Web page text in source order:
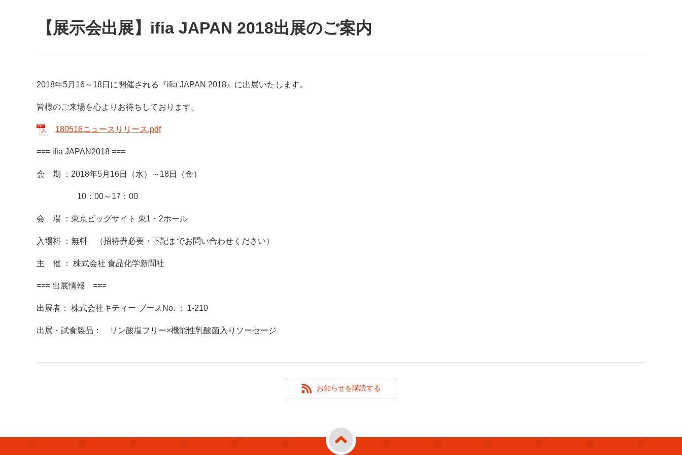
【展示会出展】ifia JAPAN 2018出展のご案内
2018年5月16～18日に開催される『ifia JAPAN 2018』に出展いたします。
皆様のご来場を心よりお待ちしております。
180516ニュースリリース.pdf
=== ifia JAPAN 2018 ===
会 期 ：2018年5月16日（水）～18日（金）
10：00～17：00
会 場 ：東京ビッグサイト 東1・2ホール
入場料 ：無料 （招待券必要・下記までお問い合わせください）
主 催 ： 株式会社 食品化学新聞社
=== 出展情報 ===
出展者： 株式会社キティー ブースNo. ： 1-210
出展・試食製品： リン酸塩フリー×機能性乳酸菌入りソーセージ
お知らせを購読する